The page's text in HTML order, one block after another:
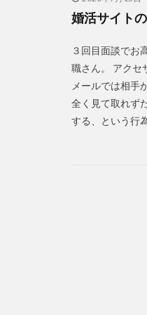
婚活サイト
３回目面談でお
職さん。 アクセ
メールでは相手
全く見て取れず
する、という行